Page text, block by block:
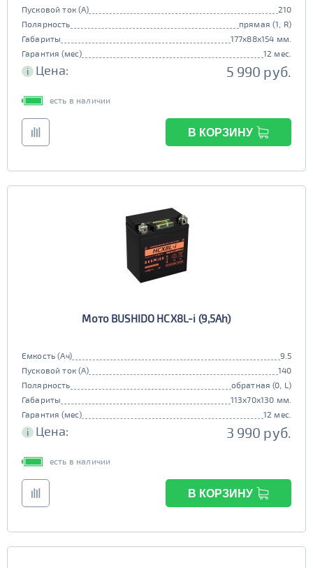
Пусковой ток (А)
210
Полярность
прямая (1, R)
Габариты
177x88x154 мм.
Гарантия (мес)
12 мес.
i Цена: 5 990 руб.
есть в наличии
В КОРЗИНУ
Мото BUSHIDO HCX8L-i (9,5Ah)
Емкость (Ач)
9.5
Пусковой ток (А)
140
Полярность
обратная (0, L)
Габариты
113x70x130 мм.
Гарантия (мес)
12 мес.
i Цена: 3 990 руб.
есть в наличии
В КОРЗИНУ